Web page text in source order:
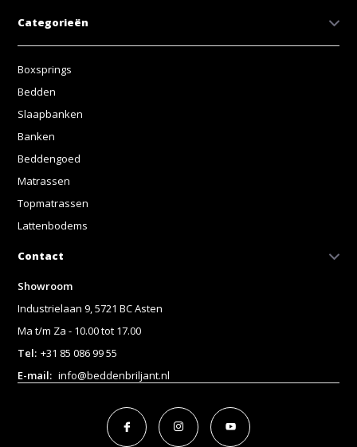
Categorieën
Boxsprings
Bedden
Slaapbanken
Banken
Beddengoed
Matrassen
Topmatrassen
Lattenbodems
Contact
Showroom
Industrielaan 9, 5721 BC Asten
Ma t/m Za - 10.00 tot 17.00
Tel: +31 85 086 99 55
E-mail: info@beddenbriljant.nl